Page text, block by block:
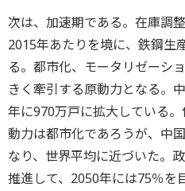
次は、加速期である。在庫調
2015年あたりを境に、鉄鋼生
る。都市化、モータリゼーシ
きく牽引する原動力となる。
年に970万戸に拡大している
動力は都市化であろうが、中
なり、世界平均に近づいた。
推進して、2050年には75％を